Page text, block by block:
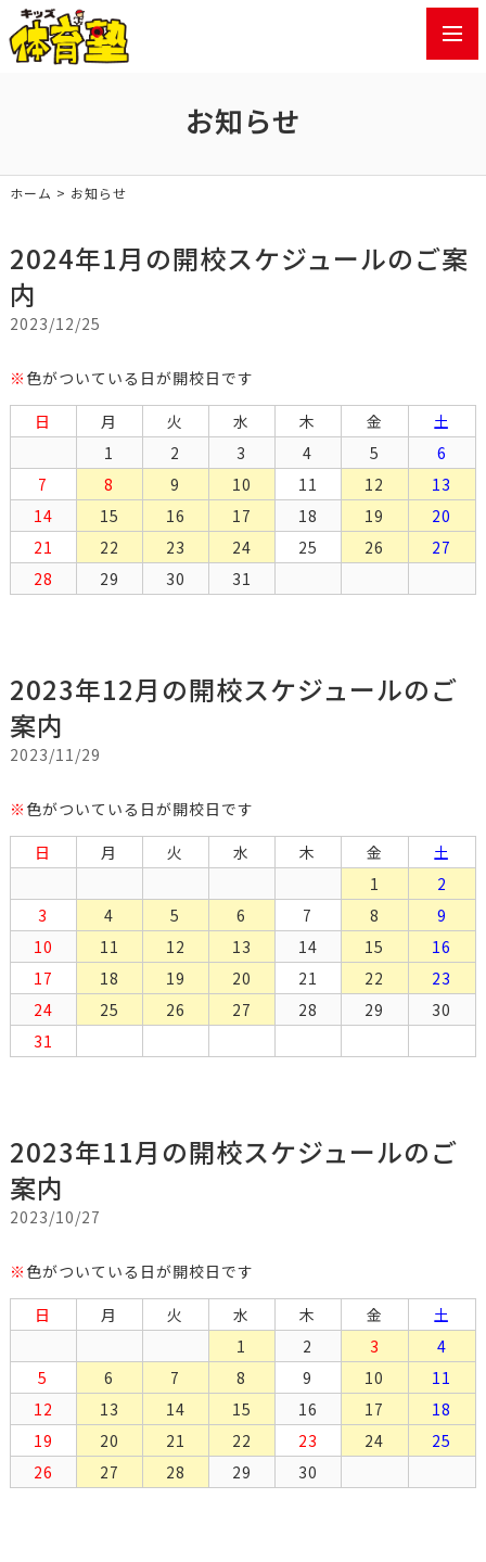
お知らせ
ホーム > お知らせ
2024年1月の開校スケジュールのご案
内
2023/12/25
※ 色がついている日が開校日です
日
月 火 水 木 金
土
1
2 3 4 5
6
7
8 9 10 11 12
13
14
15 16 17 18 19
20
21
22 23 24 25 26
27
28
29 30 31
2023年12月の開校スケジュールのご
案内
2023/11/29
※ 色がついている日が開校日です
日
月 火 水 木 金
土
1
2
3
4 5 6 7 8
9
10
11 12 13 14 15
16
17
18 19 20 21 22
23
24
25 26 27 28 29
30
31
2023年11月の開校スケジュールのご
案内
2023/10/27
※ 色がついている日が開校日です
日
月 火 水 木 金
土
1
2 3
4
5
6 7 8 9 10
11
12
13 14 15 16 17
18
19
20 21 22 23 24
25
26
27 28 29 30